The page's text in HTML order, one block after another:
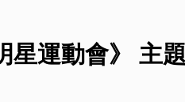
星運動會》 主